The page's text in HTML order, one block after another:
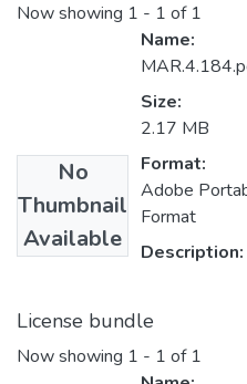
Now showing 1 - 1 of 1
No
Thumbnail
Available
Name:
Size:
2.17 MB
Format:
Adobe
Format
Description:
License bundle
Now showing 1 - 1 of 1